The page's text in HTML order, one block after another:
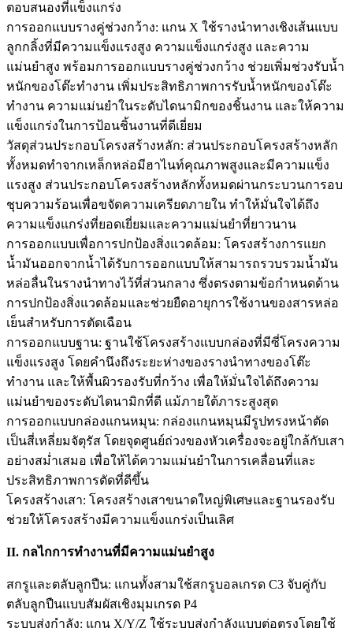
ตอบสนองที่แข็งแกร่ง
การออกแบบรางคู่ช่วงกว้าง: แกน X ใช้รางนำทางเชิงเส้นแบบ
ลูกกลิ้งที่มีความแข็งแรงสูง ความแข็งแกร่งสูง และความ
แม่นยำสูง พร้อมการออกแบบรางคู่ช่วงกว้าง ช่วยเพิ่มช่วงรับน้ำ
หนักของโต๊ะทำงาน เพิ่มประสิทธิภาพการรับน้ำหนักของโต๊ะ
ทำงาน ความแม่นยำในระดับไดนามิกของชิ้นงาน และให้ความ
แข็งแกร่งในการป้อนชิ้นงานที่ดีเยี่ยม
วัสดุส่วนประกอบโครงสร้างหลัก: ส่วนประกอบโครงสร้างหลัก
ทั้งหมดทำจากเหล็กหล่อมีฮาไนท์คุณภาพสูงและมีความแข็ง
แรงสูง ส่วนประกอบโครงสร้างหลักทั้งหมดผ่านกระบวนการอบ
ชุบความร้อนเพื่อขจัดความเครียดภายใน ทำให้มั่นใจได้ถึง
ความแข็งแกร่งที่ยอดเยี่ยมและความแม่นยำที่ยาวนาน
การออกแบบเพื่อการปกป้องสิ่งแวดล้อม: โครงสร้างการแยก
น้ำมันออกจากน้ำได้รับการออกแบบให้สามารถรวบรวมน้ำมัน
หล่อลื่นในรางนำทางไว้ที่ส่วนกลาง ซึ่งตรงตามข้อกำหนดด้าน
การปกป้องสิ่งแวดล้อมและช่วยยืดอายุการใช้งานของสารหล่อ
เย็นสำหรับการตัดเฉือน
การออกแบบฐาน: ฐานใช้โครงสร้างแบบกล่องที่มีซี่โครงความ
แข็งแรงสูง โดยคำนึงถึงระยะห่างของรางนำทางของโต๊ะ
ทำงาน และให้พื้นผิวรองรับที่กว้าง เพื่อให้มั่นใจได้ถึงความ
แม่นยำของระดับไดนามิกที่ดี แม้ภายใต้ภาระสูงสุด
การออกแบบกล่องแกนหมุน: กล่องแกนหมุนมีรูปทรงหน้าตัด
เป็นสี่เหลี่ยมจัตุรัส โดยจุดศูนย์ถ่วงของหัวเครื่องจะอยู่ใกล้กับเสา
อย่างสม่ำเสมอ เพื่อให้ได้ความแม่นยำในการเคลื่อนที่และ
ประสิทธิภาพการตัดที่ดีขึ้น
โครงสร้างเสา: โครงสร้างเสาขนาดใหญ่พิเศษและฐานรองรับ
ช่วยให้โครงสร้างมีความแข็งแกร่งเป็นเลิศ
II. กลไกการทำงานที่มีความแม่นยำสูง
สกรูและตลับลูกปืน: แกนทั้งสามใช้สกรูบอลเกรด C3 จับคู่กับ
ตลับลูกปืนแบบสัมผัสเชิงมุมเกรด P4
ระบบส่งกำลัง: แกน X/Y/Z ใช้ระบบส่งกำลังแบบต่อตรงโดยใช้